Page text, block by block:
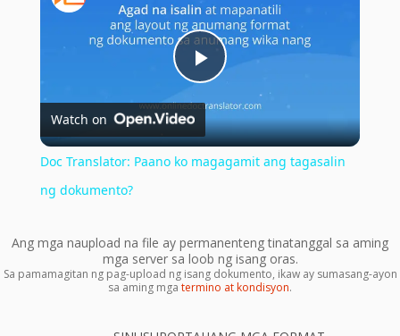
Play
Video
Watch on
Doc Translator: Paano ko magagamit ang tagasalin
ng dokumento?
Ang mga naupload na file ay permanenteng tinatanggal sa aming
mga server sa loob ng isang oras.
Sa pamamagitan ng pag-upload ng isang dokumento, ikaw ay sumasang-ayon
sa aming mga termino at kondisyon.